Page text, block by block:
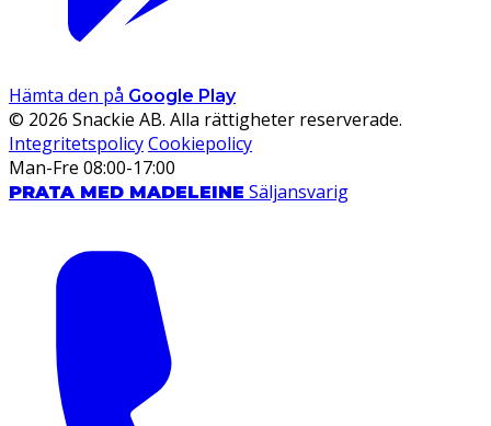
Hämta den på Google Play
© 2026 Snackie AB. Alla rättigheter reserverade.
IntegritetspolicyCookiepolicy
Man-Fre 08:00-17:00
PRATA MED MADELEINE Säljansvarig